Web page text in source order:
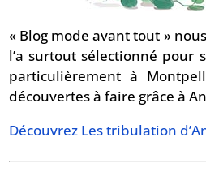
« Blog mode avant tout »
l’a surtout sélectionné pour
particulièrement à
découvertes à faire grâce à
Découvrez Les tribulation